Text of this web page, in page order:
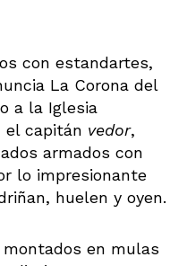
con estandartes,
La Corona del
a la Iglesia
el capitán vedor,
armados con
lo impresionante
huelen y oyen.
en mulas